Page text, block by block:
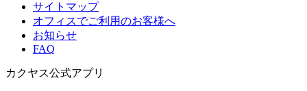
サイトマップ
オフィスでご利用のお客様へ
お知らせ
FAQ
カクヤス公式アプリ